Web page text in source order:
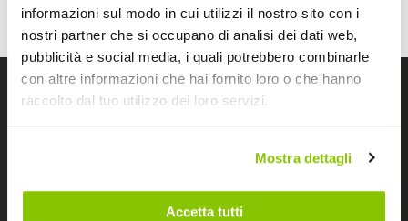
informazioni sul modo in cui utilizzi il nostro sito con i
nostri partner che si occupano di analisi dei dati web,
pubblicità e social media, i quali potrebbero combinarle
con altre informazioni che hai fornito loro o che hanno
raccolto dal tuo utilizzo dei loro servizi.
Mostra dettagli
Accetta tutti
I negozi Bep's